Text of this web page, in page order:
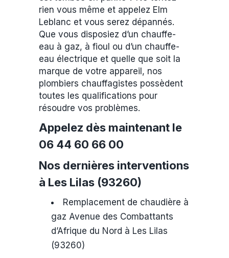
rien vous même et appelez Elm
Leblanc et vous serez dépannés.
Que vous disposiez d’un chauffe-
eau à gaz, à fioul ou d’un chauffe-
eau électrique et quelle que soit la
marque de votre appareil, nos
plombiers chauffagistes possèdent
toutes les qualifications pour
résoudre vos problèmes.
Appelez dès maintenant le
06 44 60 66 00
Nos dernières interventions
à Les Lilas (93260)
Remplacement de chaudière à
gaz Avenue des Combattants
d’Afrique du Nord à Les Lilas
(93260)